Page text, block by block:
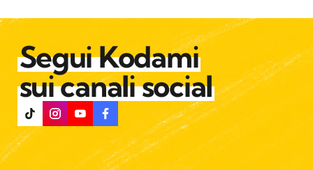
Segui Kodami
sui canali social